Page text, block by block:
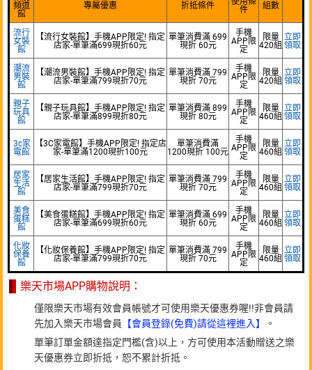
頻道
館
專屬優惠 折抵條件
件
組數
流行
女裝
館
【流行女裝館】手機APP限定! 指定
店家-單筆滿699現折60元
單筆消費滿 699
現折 60元
手機
APP限
定
限量
420組
立即
領取
潮流
男裝
館
【潮流男裝館】手機APP限定! 指定
店家-單筆滿799現折70元
單筆消費滿 799
現折 70元
手機
APP限
定
限量
420組
立即
領取
親子
玩具
館
【親子玩具館】手機APP限定! 指定
店家-單筆滿899現折80元
單筆消費滿 899
現折 80元
手機
APP限
定
限量
460組
立即
領取
3c家
電館
【3C家電館】手機APP限定! 指定店
家-單筆滿1200現折100元
單筆消費滿
1200現折 100元
手機
APP限
定
限量
460組
立即
領取
居家
生活
館
【居家生活館】手機APP限定! 指定
店家-單筆滿799現折70元
單筆消費滿 799
現折 70元
手機
APP限
定
限量
460組
立即
領取
美食
蛋糕
館
【美食蛋糕館】手機APP限定! 指定
店家-單筆滿699現折60元
單筆消費滿 699
現折 60元
手機
APP限
定
限量
460組
立即
領取
化妝
保養
館
【化妝保養館】手機APP限定! 指定
店家-單筆滿799現折70元
單筆消費滿 799
現折 70元
手機
APP限
定
限量
460組
立即
領取
樂天市場APP購物說明：
僅限樂天市場有效會員帳號才可使用樂天優惠券喔!!非會員請
先加入樂天市場會員
【會員登錄(免費)請從這裡進入】
。
單筆訂單金額達指定門檻(含)以上，方可使用本活動贈送之樂
天優惠券立即折抵，恕不累計折抵。